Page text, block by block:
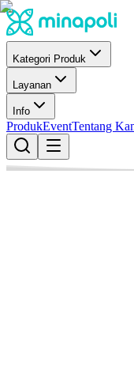
Kategori Produk
Layanan
Info
ProdukEventTentang